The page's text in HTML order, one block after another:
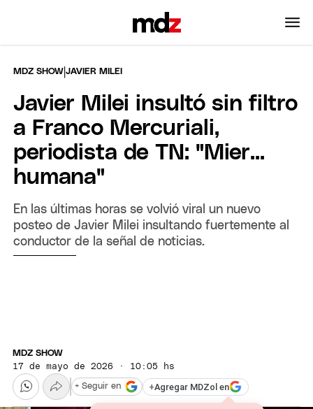
MDZ SHOW |JAVIER MILEI
Javier Milei insultó sin filtro
a Franco Mercuriali,
periodista de TN: "Mier...
humana"
En las últimas horas se volvió viral un nuevo
posteo de Javier Milei insultando fuertemente al
conductor de la señal de noticias.
MDZ SHOW
17 de mayo de 2026 · 10:05 hs
+Agregar MDZol en
+ Seguir en